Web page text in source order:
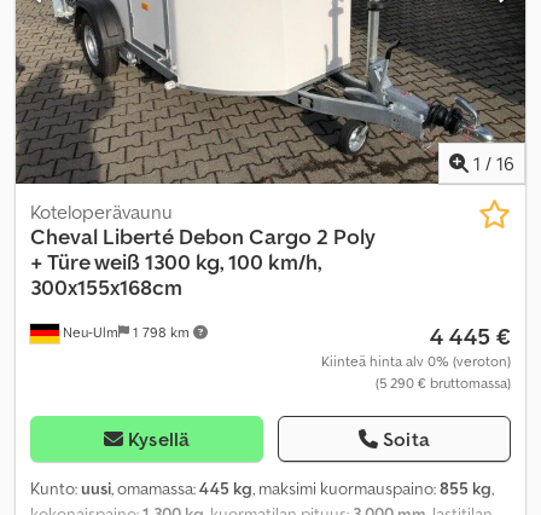
1 / 16
Neu-Ulm 1 798 km
Koteloperävaunu
Cheval Liberté Debon Cargo 2 Poly
+ Türe weiß 1300 kg, 100 km/h,
300x155x168cm
4 445 €
Kiinteä hinta alv 0% (veroton)
(5 290 € bruttomassa)
Kysellä Soita
Kunto:uusi, omamassa:445 kg, maksimi kuormauspaino:855 kg,